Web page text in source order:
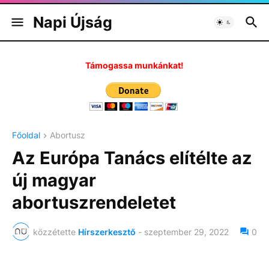
Napi Újság
Támogassa munkánkat!
Főoldal Abortusz
Az Európa Tanács elítélte az
új magyar
abortuszrendeletet
közzétette Hírszerkesztő - szeptember 29, 2022 0